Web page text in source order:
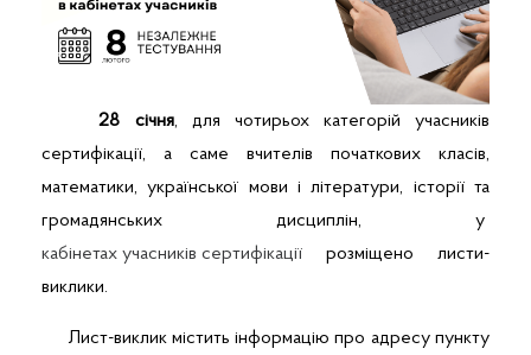
28 січня, для чотирьох категорій учасників
сертифікації, а саме вчителів початкових класів,
математики, української мови і літератури, історії та
громадянських дисциплін, у
кабінетах учасників сертифікації розміщено листи-
виклики.
Лист-виклик містить інформацію про адресу пункту